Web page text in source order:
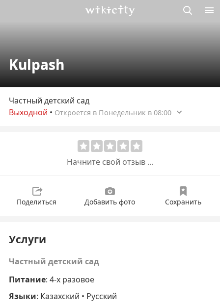
Kulpash
Частный детский сад
Выходной • Откроется в Понедельник в 08:00
Начните свой отзыв ...
Поделиться Добавить фото Сохранить
Услуги
Частный детский сад
Питание: 4-х разовое
Языки: Казахский • Русский